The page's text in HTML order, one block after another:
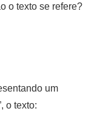
o texto se refere?
um
o texto: